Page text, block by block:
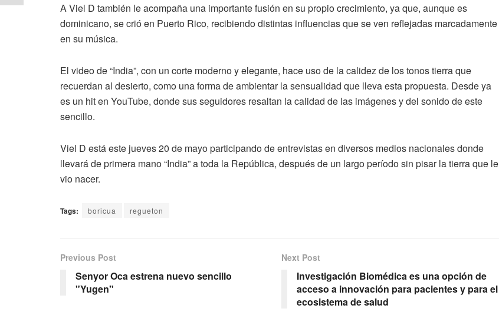
A Viel D también le acompaña una importante fusión en su propio crecimiento, ya que, aunque es
dominicano, se crió en Puerto Rico, recibiendo distintas influencias que se ven reflejadas marcadamente
en su música.
El video de “India”, con un corte moderno y elegante, hace uso de la calidez de los tonos tierra que
recuerdan al desierto, como una forma de ambientar la sensualidad que lleva esta propuesta. Desde ya
es un hit en YouTube, donde sus seguidores resaltan la calidad de las imágenes y del sonido de este
sencillo.
Viel D está este jueves 20 de mayo participando de entrevistas en diversos medios nacionales donde
llevará de primera mano “India” a toda la República, después de un largo período sin pisar la tierra que le
vio nacer.
Tags: boricua regueton
Previous Post
Senyor Oca estrena nuevo sencillo
"Yugen"
Next Post
Investigación Biomédica es una opción de
acceso a innovación para pacientes y para el
ecosistema de salud